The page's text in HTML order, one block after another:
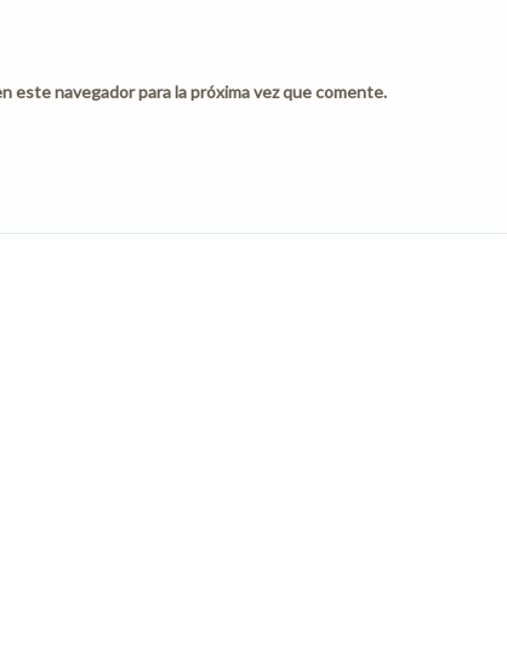
este navegador para la próxima vez que comente.